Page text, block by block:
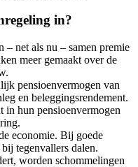
in?
– net als nu – samen premie
meer gemaakt over de
pensioenvermogen van
en beleggingsrendement.
in hun pensioenvermogen
economie. Bij goede
tegenvallers dalen.
worden schommelingen